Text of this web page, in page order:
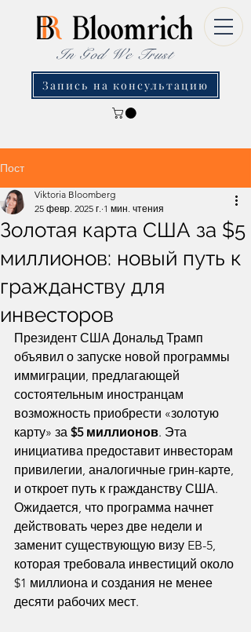
In God We Trust
Запись на консультацию
Пост
Золотая карта США за $5
миллионов: новый путь к
гражданству для
инвесторов
Viktoria Bloomberg
25 февр. 2025 г. 1 мин. чтения
Президент США Дональд Трамп
объявил о запуске новой программы
иммиграции, предлагающей
состоятельным иностранцам
возможность приобрести «золотую
карту» за $5 миллионов. Эта
инициатива предоставит инвесторам
привилегии, аналогичные грин-карте,
и откроет путь к гражданству США.
Ожидается, что программа начнет
действовать через две недели и
заменит существующую визу EB-5,
которая требовала инвестиций около
$1 миллиона и создания не менее
десяти рабочих мест.